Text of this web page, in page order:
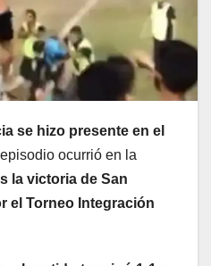
se hizo presente en el
ocurrió en la
la victoria de San
el Torneo Integración